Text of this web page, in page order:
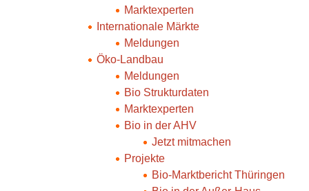
Marktexperten
Internationale Märkte
Meldungen
Öko-Landbau
Meldungen
Bio Strukturdaten
Marktexperten
Bio in der AHV
Jetzt mitmachen
Projekte
Bio-Marktbericht Thüringen